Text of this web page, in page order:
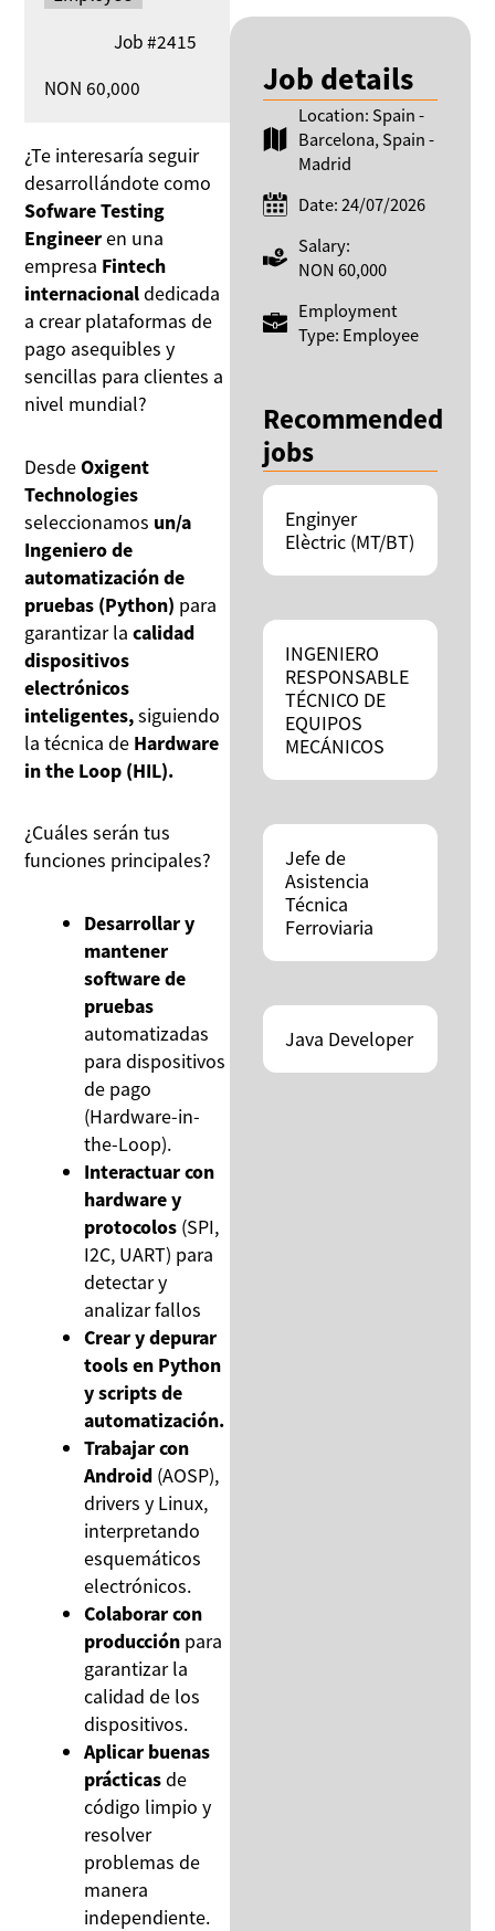
Job#2415
Salary:
NON 60,000
¿Te interesaría seguir
desarrollándote como
Sofware Testing
Engineeren una
empresa Fintech
internacionaldedicada
a crear plataformas de
pago asequibles y
sencillas para clientes a
nivel mundial?
DesdeOxigent
Technologies
seleccionamos un/a
Ingeniero de
automatización de
pruebas (Python) para
garantizar lacalidad
dispositivos
electrónicos
inteligentes,siguiendo
la técnica de Hardware
in the Loop (HIL).
¿Cuáles serán tus
funciones principales?
Desarrollar y
mantener
software de
pruebas
automatizadas
para dispositivos
de pago
(Hardware-in-
the-Loop).
Interactuar con
hardware y
protocolos (SPI,
I2C, UART) para
detectar y
analizar fallos
Crear y depurar
tools en Python
y scripts de
automatización.
Trabajar con
Android (AOSP),
drivers y Linux,
interpretando
esquemáticos
electrónicos.
Colaborar con
producción para
garantizar la
calidad de los
dispositivos.
Aplicar buenas
prácticasde
código limpio y
resolver
problemas de
manera
independiente.
Job details
Location: Spain -
Barcelona, Spain -
Madrid
Date: 24/07/2026
Salary:
NON 60,000
Employment
Type: Employee
Recommended
jobs
Enginyer
Elèctric (MT/BT)
INGENIERO
RESPONSABLE
TÉCNICO DE
EQUIPOS
MECÁNICOS
Jefe de
Asistencia
Técnica
Ferroviaria
Java Developer